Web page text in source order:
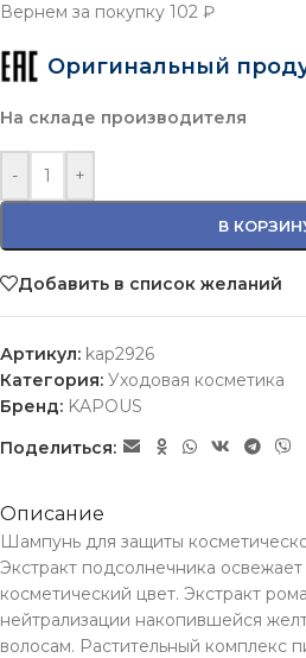
Вернем за покупку 102 ₽
Оригинальный
На складе производителя
- +
В
Добавить в список желаний
Артикул: kap2926
Категория: Уходовая косметика
Бренд: KAPOUS
Поделиться:
Описание
Шампунь для защиты
Экстракт подсолнечника
косметический цвет. Экстракт
нейтрализации накопившейся
волосам. Растительный комплекс